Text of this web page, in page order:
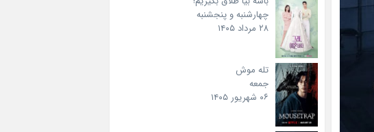
چهارشنبه و پنجشنبه
۲۸ مرداد ۱۴۰۵
تله موش
جمعه
۰۶ شهریور ۱۴۰۵